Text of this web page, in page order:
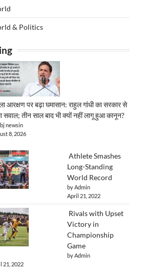
& Politics
आरक्षण पर बढ़ा घमासान: राहुल गांधी का सरकार से
सवाल; तीन साल बाद भी क्यों नहीं लागू हुआ कानून?
newsin
8, 2026
Athlete Smashes
Long-Standing
World Record
by Admin
April 21, 2022
Rivals with Upset
Victory in
Championship
Game
by Admin
21, 2022